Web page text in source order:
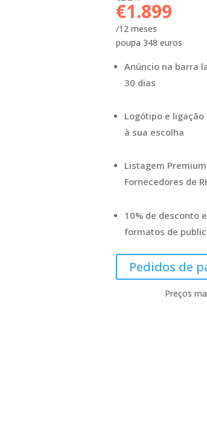
€1.899
/12 meses
poupa 348 euros
Anúncio na barra
30 dias
Logótipo e
à sua escolha
Listagem
Fornecedores de
10% de desconto
formatos de
Pedidos de
Preços